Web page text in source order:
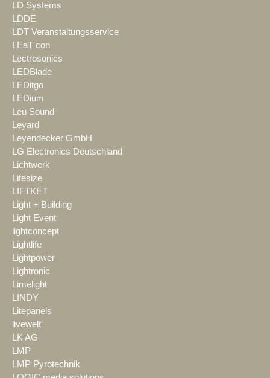
LD Systems
LDDE
LDT Veranstaltungsservice
LEaT con
Lectrosonics
LEDBlade
LEDitgo
LEDium
Leu Sound
Leyard
Leyendecker GmbH
LG Electronics Deutschland
Lichtwerk
Lifesize
LIFTKET
Light + Building
Light Event
lightconcept
Lightlife
Lightpower
Lightronic
Limelight
LINDY
Litepanels
livewelt
LK AG
LMP
LMP Pyrotechnik